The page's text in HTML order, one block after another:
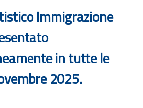
Immigrazione
in tutte le
2025.